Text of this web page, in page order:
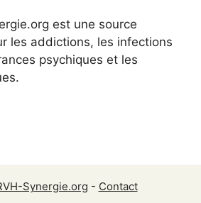
est une source
les addictions, les infections
psychiques et les
Synergie.org - Contact